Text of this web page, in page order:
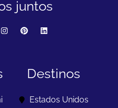
juntos
Destinos
Estados Unidos